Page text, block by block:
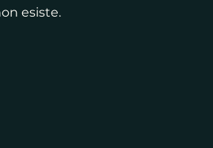
esiste.